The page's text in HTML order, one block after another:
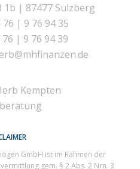
1b | 87477 Sulzberg
76 | 9 76 94 35
76 | 9 76 94 39
GmbH ist im Rahmen der
gem. § 2 Abs. 2 Nrn. 3